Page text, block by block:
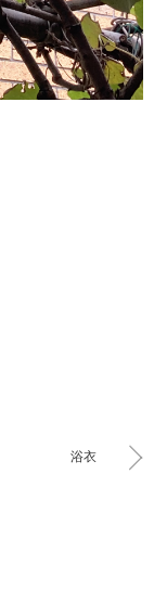
浴衣